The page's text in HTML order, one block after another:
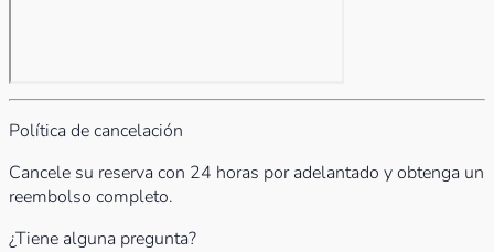
Política de cancelación
Cancele su reserva con 24 horas por adelantado y obtenga un
reembolso completo.
¿Tiene alguna pregunta?